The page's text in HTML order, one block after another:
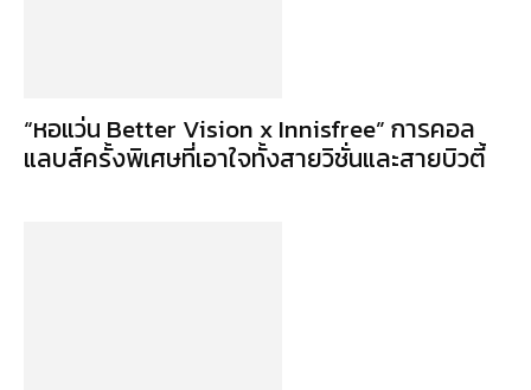
“หอแว่น Better Vision x Innisfree” การคอล
แลบส์ครั้งพิเศษที่เอาใจทั้งสายวิชั่นและสายบิวตี้